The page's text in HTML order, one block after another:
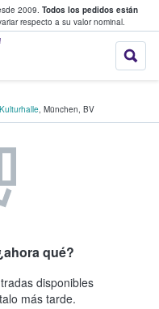
2009. Todos los pedidos están
respecto a su valor nominal.
StubHub:
fans
, München, BV
qué?
disponibles
más tarde.